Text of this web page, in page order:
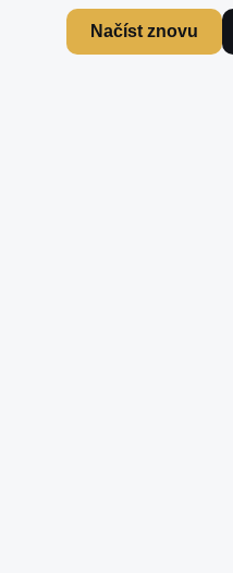
Načíst znovu